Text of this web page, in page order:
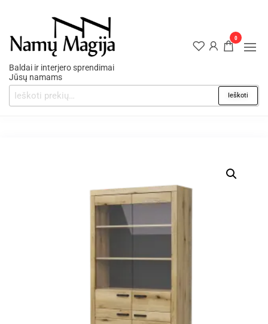
Baldai ir interjero sprendimai
Jūsų namams
Ieškoti
0